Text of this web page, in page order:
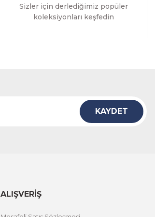
Sizler için derlediğimiz popüler
koleksiyonları keşfedin
KAYDET
ALIŞVERİŞ